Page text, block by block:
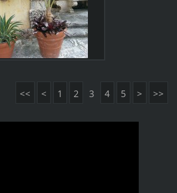
<< < 1 2 3 4 5 > >>